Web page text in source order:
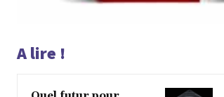
A lire !